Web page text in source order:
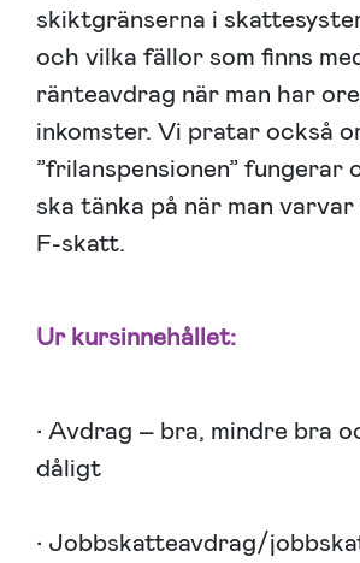
skiktgränserna i
och vilka fällor som finns
ränteavdrag när man har
inkomster. Vi pratar också
”frilanspensionen” fungerar
ska tänka på när man
F-skatt.
Ur kursinnehållet:
• Avdrag – bra, mindre bra
dåligt
• Jobbskatteavdrag/